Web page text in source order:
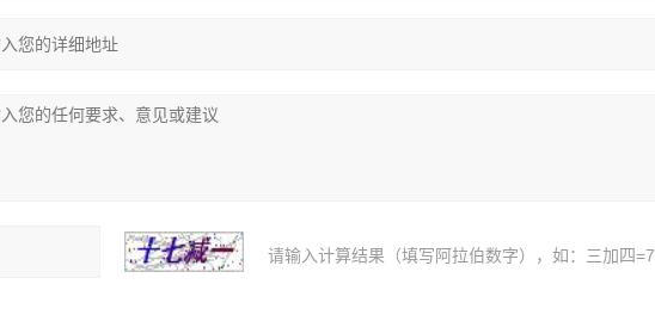
请输入计算结果（填写阿拉伯数字），如：三加四=7